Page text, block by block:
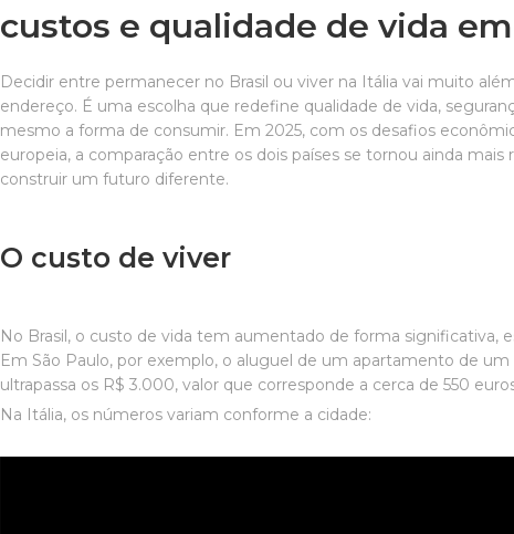
custos e qualidade de vida
Decidir entre permanecer no Brasil ou viver na Itália vai muito
endereço. É uma escolha que redefine qualidade de vida,
mesmo a forma de consumir. Em 2025, com os desafios
europeia, a comparação entre os dois países se tornou ainda
construir um futuro diferente.
O custo de viver
No Brasil, o custo de vida tem aumentado de forma significativa,
Em São Paulo, por exemplo, o aluguel de um apartamento de
ultrapassa os R$ 3.000, valor que corresponde a cerca de 550
Na Itália, os números variam conforme a cidade: